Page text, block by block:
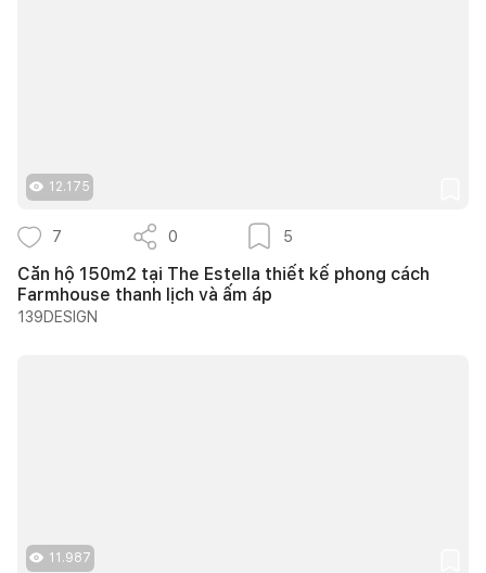
12.175
7 0 5
Căn hộ 150m2 tại The Estella thiết kế phong cách
Farmhouse thanh lịch và ấm áp
139DESIGN
11.987